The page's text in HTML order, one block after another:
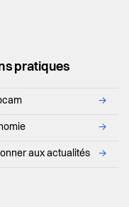
pratiques
→
→
aux actualités →